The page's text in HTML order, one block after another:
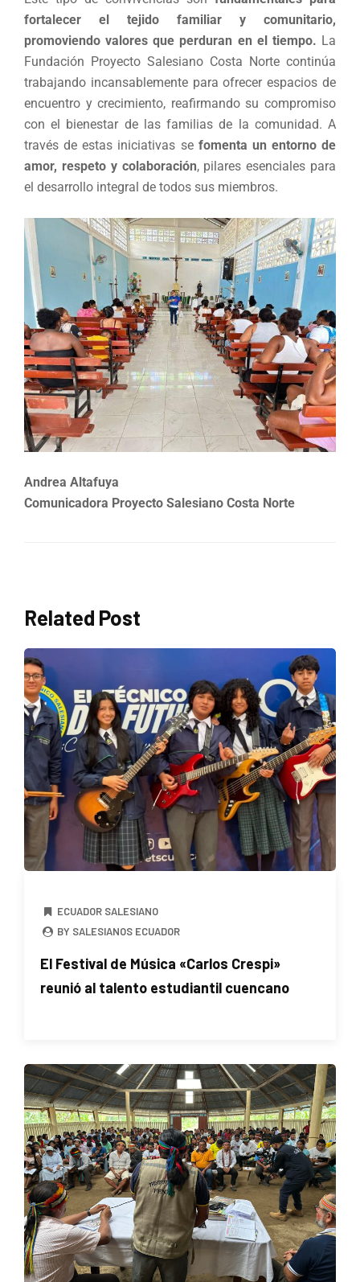
fortalecer el tejido familiar y comunitario,
promoviendo valores que perduran en el tiempo. La
Fundación Proyecto Salesiano Costa Norte continúa
trabajando incansablemente para ofrecer espacios de
encuentro y crecimiento, reafirmando su compromiso
con el bienestar de las familias de la comunidad. A
través de estas iniciativas se fomenta un entorno de
amor, respeto y colaboración, pilares esenciales para
el desarrollo integral de todos sus miembros.
Andrea Altafuya
Comunicadora Proyecto Salesiano Costa Norte
Related Post
ECUADOR SALESIANO
BY SALESIANOS ECUADOR
El Festival de Música «Carlos Crespi»
reunió al talento estudiantil cuencano